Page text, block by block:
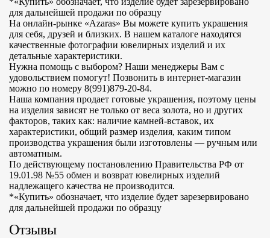
для дальнейшей продажи по образцу
На онлайн-рынке «Azaras» Вы можете купить украшения
для себя, друзей и близких. В нашем каталоге находятся
качественные фотографии ювелирных изделий и их
детальные характеристики.
Нужна помощь с выбором? Наши менеджеры Вам с
удовольствием помогут! Позвонить в интернет-магазин
можно по номеру 8(991)879-20-84.
Наша компания продает готовые украшения, поэтому цены
на изделия зависят не только от веса золота, но и других
факторов, таких как: наличие камней-вставок, их
характеристики, общий размер изделия, каким типом
производства украшения были изготовлены — ручным или
автоматным.
По действующему постановлению Правительства РФ от
19.01.98 №55 обмен и возврат ювелирных изделий
надлежащего качества не производится.
*«Купить» обозначает, что изделие будет зарезервировано
для дальнейшей продажи по образцу
Отзывы